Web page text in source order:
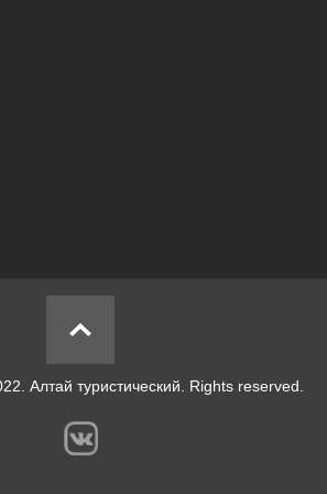
Алтай туристический. Rights reserved.